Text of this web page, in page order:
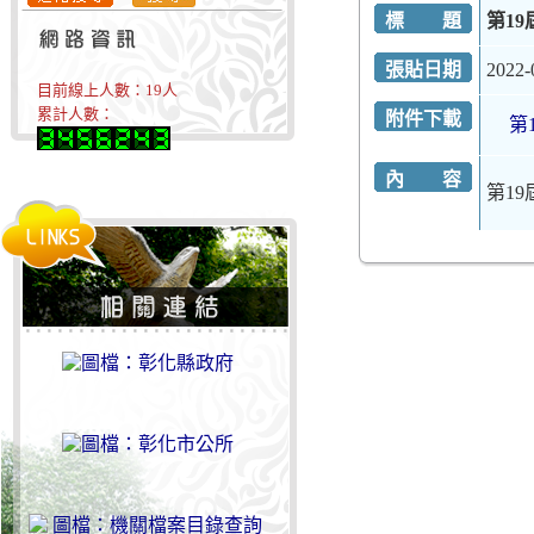
目前線上人數： 19人
累計人數：
標 題 第19
張貼日期
附件下載 第
內 容
第19